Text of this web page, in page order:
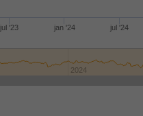
jul '23 jan '24 jul '24
2024